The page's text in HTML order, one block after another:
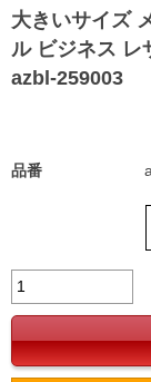
大きいサイズ
ル ビジネス レ
azbl-259003
品番